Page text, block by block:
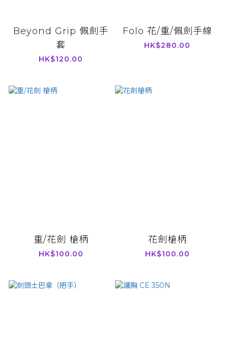
Beyond Grip 佩劍手
套
HK$120.00
Folo 花/重/佩劍手線
HK$280.00
重/花劍 槍柄
HK$100.00
花劍槍柄
HK$100.00